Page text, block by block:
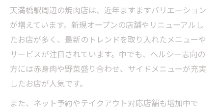
天満橋駅周辺の焼肉店は、近年ますますバリエーション
が増えています。新規オープンの店舗やリニューアルし
たお店が多く、最新のトレンドを取り入れたメニューや
サービスが注目されています。中でも、ヘルシー志向の
方には赤身肉や野菜盛り合わせ、サイドメニューが充実
したお店が人気です。
また、ネット予約やテイクアウト対応店舗も増加中で